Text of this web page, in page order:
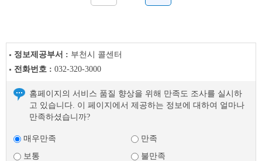
정보제공부서 : 부천시 콜센터
전화번호 : 032-320-3000
홈페이지의 서비스 품질 향상을 위해 만족도 조사를 실시하
고 있습니다. 이 페이지에서 제공하는 정보에 대하여 얼마나
만족하셨습니까?
매우만족
만족
보통
불만족